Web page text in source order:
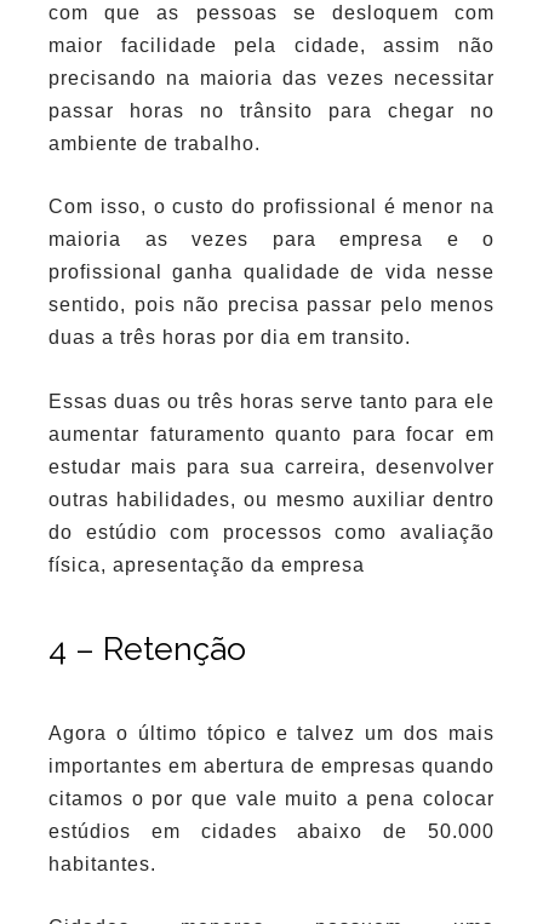
com que as pessoas se desloquem com
maior facilidade pela cidade, assim não
precisando na maioria das vezes necessitar
passar horas no trânsito para chegar no
ambiente de trabalho.
Com isso, o custo do profissional é menor na
maioria as vezes para empresa e o
profissional ganha qualidade de vida nesse
sentido, pois não precisa passar pelo menos
duas a três horas por dia em transito.
Essas duas ou três horas serve tanto para ele
aumentar faturamento quanto para focar em
estudar mais para sua carreira, desenvolver
outras habilidades, ou mesmo auxiliar dentro
do estúdio com processos como avaliação
física, apresentação da empresa
4 – Retenção
Agora o último tópico e talvez um dos mais
importantes em abertura de empresas quando
citamos o por que vale muito a pena colocar
estúdios em cidades abaixo de 50.000
habitantes.